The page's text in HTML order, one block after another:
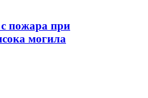
пожара при
могила